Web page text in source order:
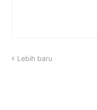
Lebih baru